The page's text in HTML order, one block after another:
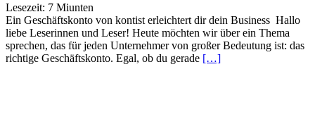
Lesezeit: 7 Miunten
Ein Geschäftskonto von kontist erleichtert dir dein Business Hallo
liebe Leserinnen und Leser! Heute möchten wir über ein Thema
sprechen, das für jeden Unternehmer von großer Bedeutung ist: das
richtige Geschäftskonto. Egal, ob du gerade […]